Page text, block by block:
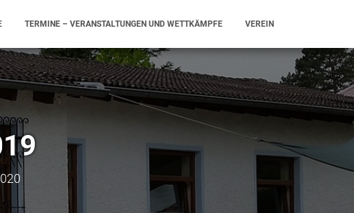
TERMINE – VERANSTALTUNGEN UND WETTKÄMPFE VEREIN